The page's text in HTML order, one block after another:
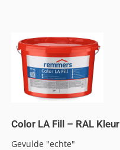
Color LA Fill – RAL Kleur
Gevulde "echte"